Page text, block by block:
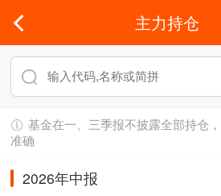
主力持仓
基金在一、三季报不披露全部持仓
准确
2026年中报